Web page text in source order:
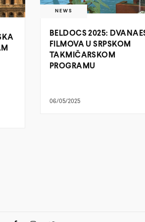
NEWS
BELDOCS 2025:
FILMOVA U SRPSKOM
TAKMIČARSKOM
PROGRAMU
06/05/2025